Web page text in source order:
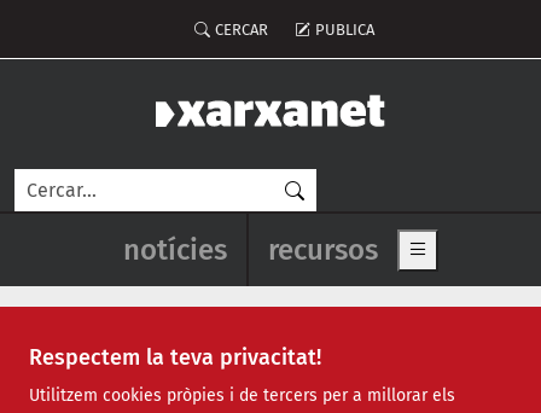
Respectem la teva privacitat!
Utilitzem cookies pròpies i de tercers per a millorar els
Menú del compte d'usuari
CERCAR PUBLICA
Cerca
Navegació principal de
notícies recursos Show main
Notícies